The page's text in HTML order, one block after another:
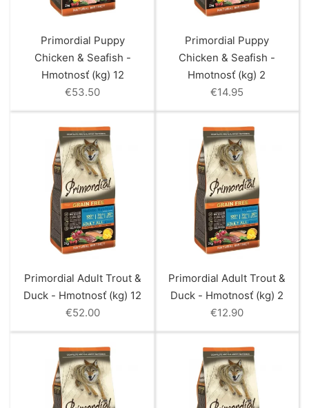
Primordial Puppy
Chicken & Seafish -
Hmotnosť (kg) 12
€53.50
Primordial Puppy
Chicken & Seafish -
Hmotnosť (kg) 2
€14.95
Primordial Adult Trout &
Duck - Hmotnosť (kg) 12
€52.00
Primordial Adult Trout &
Duck - Hmotnosť (kg) 2
€12.90